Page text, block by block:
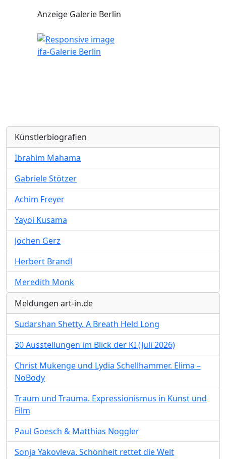
Anzeige Galerie Berlin
ifa-Galerie Berlin
Künstlerbiografien
Ibrahim Mahama
Gabriele Stötzer
Achim Freyer
Yayoi Kusama
Jochen Gerz
Herbert Brandl
Meredith Monk
Meldungen art-in.de
Sudarshan Shetty. A Breath Held Long
30 Ausstellungen im Blick der KI (Juli 2026)
Christ Mukenge und Lydia Schellhammer. Elima –
NoBody
Traum und Trauma. Expressionismus in Kunst und
Film
Paul Goesch & Matthias Noggler
Sonja Yakovleva. Schönheit rettet die Welt